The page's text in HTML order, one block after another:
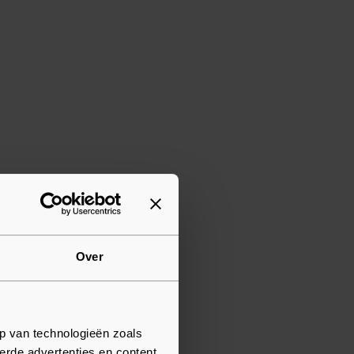
Over
van technologieën zoals